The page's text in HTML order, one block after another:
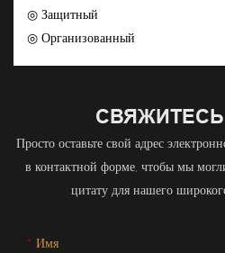
◎ Защитный
◎ Организованный
Просто оставьте свой адрес
в контактной форме, чтобы мы
цитату для нашего
Имя